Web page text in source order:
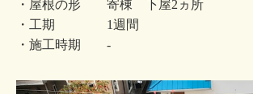
・屋根の形 寄棟 下屋2ヵ所
・工期 1週間
・施工時期 -